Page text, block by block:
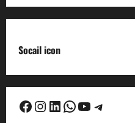
Socail icon
Facebook
Instagram
LinkedIn
WhatsApp
YouTube
Telegram